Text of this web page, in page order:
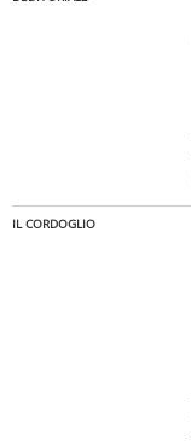
IL CORDOGLIO